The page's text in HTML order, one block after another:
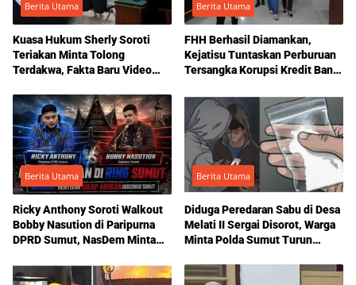
Berita Utama
Kuasa Hukum Sherly Soroti
Teriakan Minta Tolong
Terdakwa, Fakta Baru Video
Visum Dipersoalkan Jelang
Putusan KDRT yang Dua Kali
Ditunda, JPU Tuntut 1 Bulan
Penjara
Berita Utama
FHH Berhasil Diamankan,
Kejatisu Tuntaskan Perburuan
Tersangka Korupsi Kredit Bank
Berita Utama
Ricky Anthony Soroti Walkout
Bobby Nasution di Paripurna
DPRD Sumut, NasDem Minta
Berita Utama
Diduga Peredaran Sabu di Desa
Melati II Sergai Disorot, Warga
Minta Polda Sumut Turun